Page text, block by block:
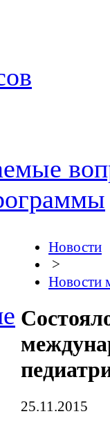
Новости
>
Новости
25.11.2015